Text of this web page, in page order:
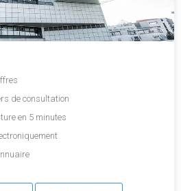
de consultation
en 5 minutes